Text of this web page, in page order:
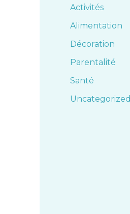
Activités
Alimentation
Décoration
Parentalité
Santé
Uncategorized